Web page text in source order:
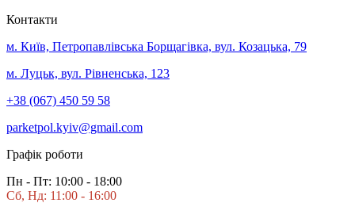
Контакти
м. Київ, Петропавлівська Борщагівка, вул. Козацька, 79
м. Луцьк, вул. Рівненська, 123
+38 (067) 450 59 58
parketpol.kyiv@gmail.com
Графік роботи
Пн - Пт: 10:00 - 18:00
Сб, Нд: 11:00 - 16:00